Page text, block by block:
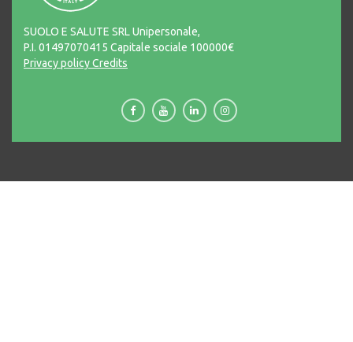
SUOLO E SALUTE SRL Unipersonale,
P.I. 01497070415 Capitale sociale 100000€
Privacy policyCredits